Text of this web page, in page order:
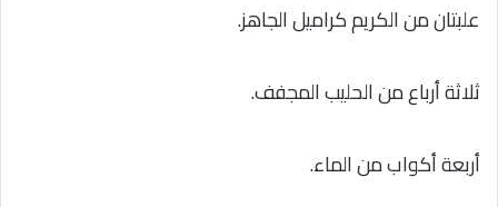
علبتان من الكريم كراميل الجاهز.
ثلاثة أرباع من الحليب المجفف.
أربعة أكواب من الماء.